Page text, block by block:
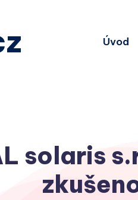
Úvod
solaris